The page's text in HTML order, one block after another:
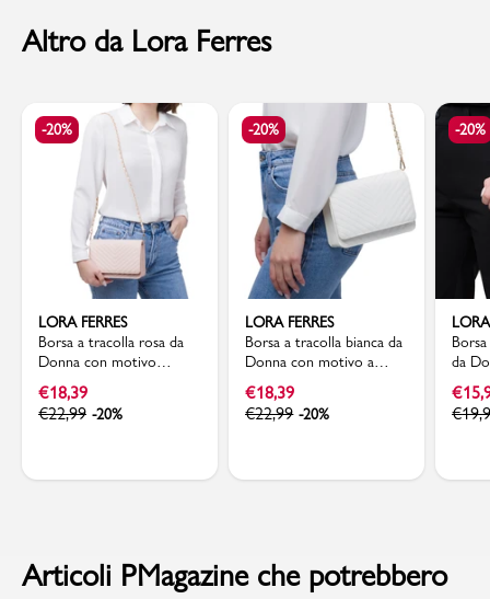
Altro da Lora Ferres
-20%
LORA FERRES
Borsa a tracolla rosa da
Donna con motivo
trapuntato Lora Ferres
€18,39
€22,99 -20%
-20%
LORA FERRES
Borsa a tracolla bianca da
Donna con motivo a
Chevron Lora Ferres
€18,39
€22,99 -20%
-20%
da
€
€
Articoli PMagazine che potrebbero